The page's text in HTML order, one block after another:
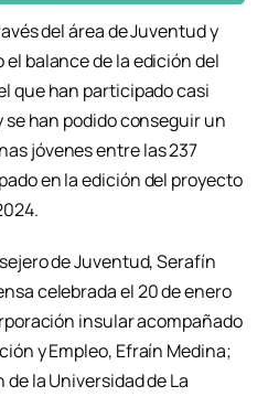
del área de Juventud y
balance de la edición del
que han participado casi
se han podido conseguir un
jóvenes entre las 237
en la edición del proyecto
de Juventud, Serafín
celebrada el 20 de enero
insular acompañado
y Empleo, Efraín Medina;
la Universidad de La